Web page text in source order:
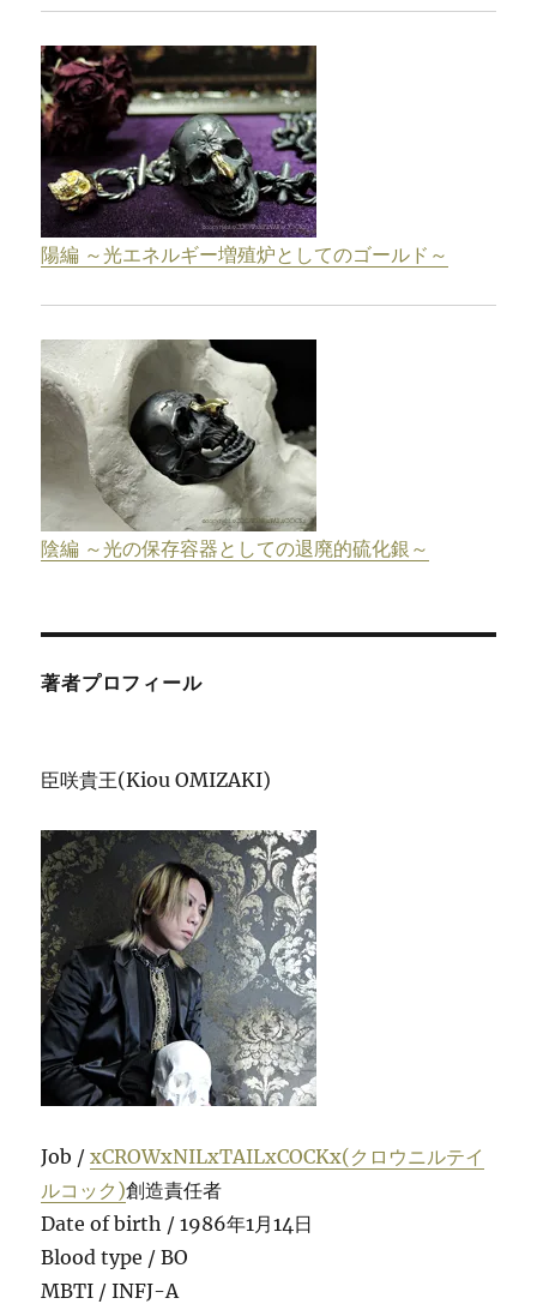
陽編 ～光エネルギー増殖炉としてのゴールド～
陰編 ～光の保存容器としての退廃的硫化銀～
著者プロフィール
臣咲貴王(Kiou OMIZAKI)
Job /xCROWxNILxTAILxCOCKx(クロウニルテイ
ルコック)創造責任者
Date of birth / 1986年1月14日
Blood type / BO
MBTI / INFJ-A